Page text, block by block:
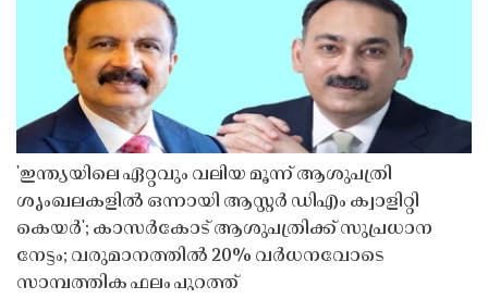
'ഇന്ത്യയിലെ ഏറ്റവും വലിയ മൂന്ന് ആശുപത്രി
ശൃംഖലകളിൽ ഒന്നായി ആസ്റ്റർ ഡിഎം ക്വാളിറ്റി
കെയർ'; കാസർകോട് ആശുപത്രിക്ക് സുപ്രധാന
നേട്ടം; വരുമാനത്തിൽ 20% വർധനവോടെ
സാമ്പത്തിക ഫലം പുറത്ത്